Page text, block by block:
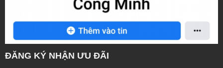
ĐĂNG KÝ NHẬN ƯU ĐÃI